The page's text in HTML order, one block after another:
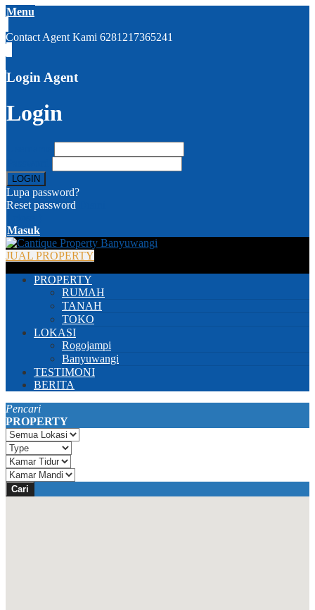
Menu
Contact Agent Kami 6281217365241
Login Agent
Login
Lupa password?
Reset password
Masuk
JUAL PROPERTY
PROPERTY
RUMAH
TANAH
TOKO
LOKASI
Rogojampi
Banyuwangi
TESTIMONI
BERITA
Pencari
PROPERTY
Cari